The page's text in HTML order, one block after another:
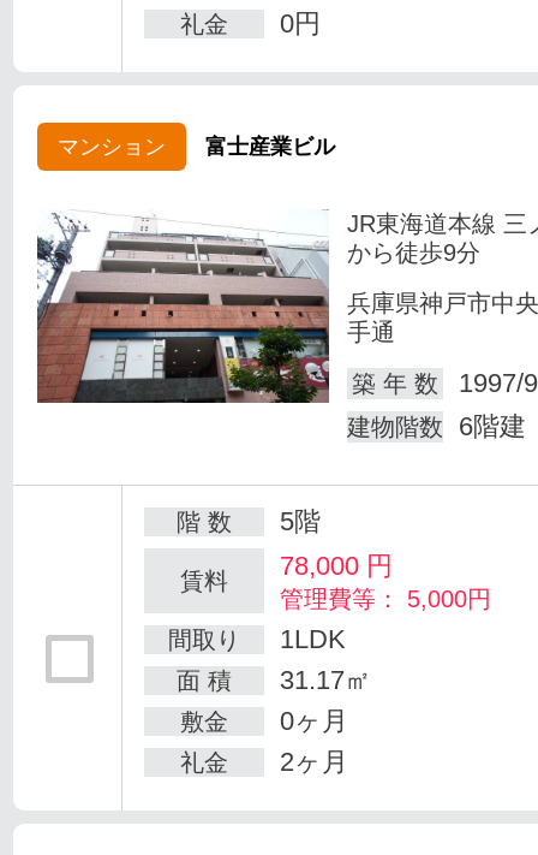
礼金 0円
マンション 富士産業ビル
JR東海道本線 三
から徒歩9分
兵庫県神戸市中
手通
築 年 数
1997/
建物階数 6階建
階 数 5階
賃料 78,000 円
管理費等： 5,000円
間取り
1LDK
面 積 31.17㎡
敷金 0ヶ月
礼金 2ヶ月